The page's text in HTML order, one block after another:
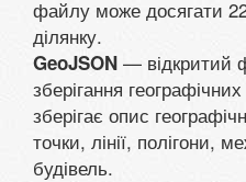
файлу може досягати
ділянку.
GeoJSON — відкритий
зберігання
зберігає опис
точки, лінії, полігони,
будівель.